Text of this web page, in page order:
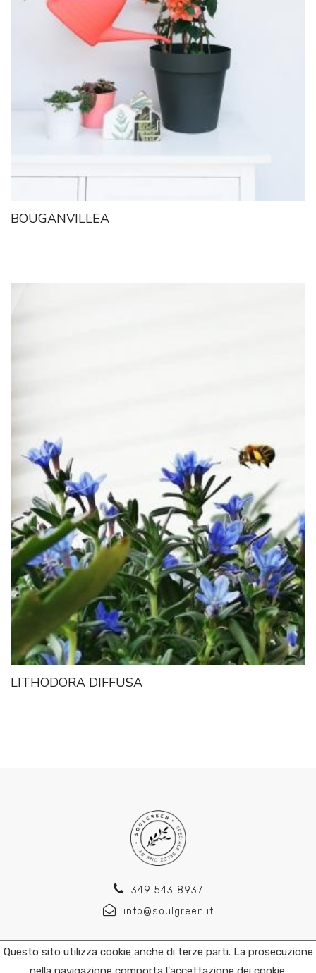
BOUGANVILLEA
LITHODORA DIFFUSA
349 543 8937
info@soulgreen.it
Questo sito utilizza cookie anche di terze parti. La prosecuzione